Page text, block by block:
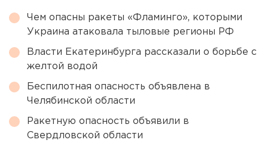
Чем опасны ракеты «Фламинго», которыми
Украина атаковала тыловые регионы РФ
Власти Екатеринбурга рассказали о борьбе с
желтой водой
Беспилотная опасность объявлена в
Челябинской области
Ракетную опасность объявили в
Свердловской области